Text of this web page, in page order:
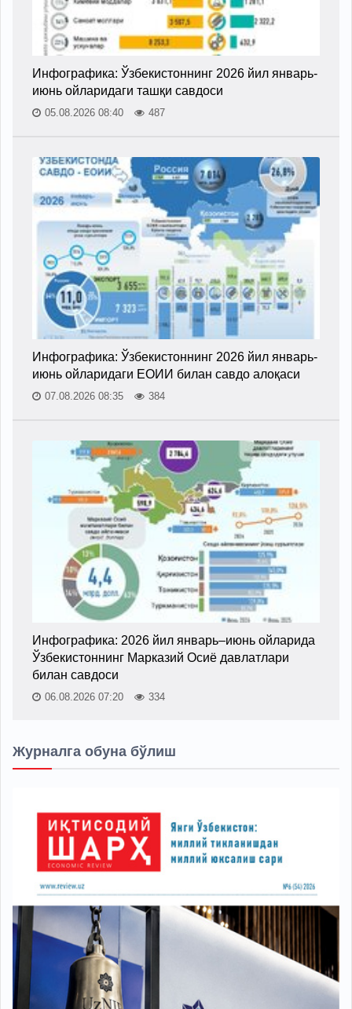
Инфографика: Ўзбекистоннинг 2026 йил январь-
июнь ойларидаги ташқи савдоси
05.08.2026 08:40 487
Инфографика: Ўзбекистоннинг 2026 йил январь-
июнь ойларидаги ЕОИИ билан савдо алоқаси
07.08.2026 08:35 384
Инфографика: 2026 йил январь–июнь ойларида
Ўзбекистоннинг Марказий Осиё давлатлари
билан савдоси
06.08.2026 07:20 334
Журналга обуна бўлиш